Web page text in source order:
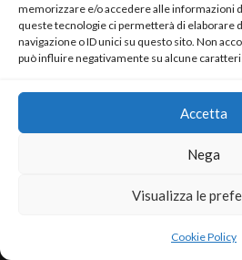
memorizzare e/o accedere alle informazioni
queste tecnologie ci permetterà di elaborare
navigazione o ID unici su questo sito. Non
può influire negativamente su alcune
Accetta
Nega
Visualizza le
Cookie Policy
Neve| Powered by
Contact